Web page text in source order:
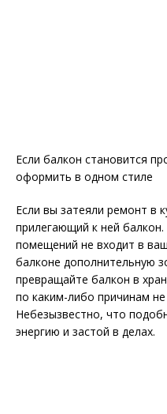
Если балкон становится
оформить в одном стиле
Если вы затеяли ремонт в
прилегающий к ней
помещений не входит в
балконе дополнительную
превращайте балкон в
по каким-либо причинам
Небезызвестно, что
энергию и застой в делах.